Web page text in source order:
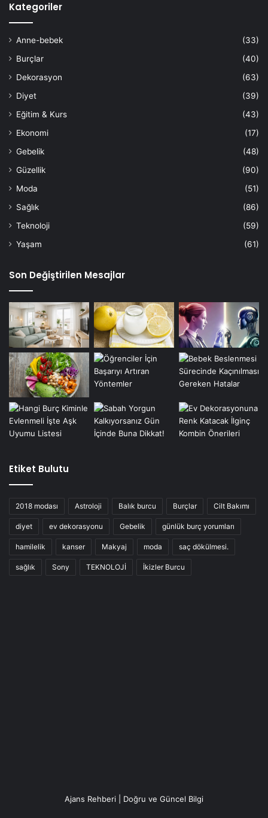
Kategoriler
Anne-bebek
(33)
Burçlar
(40)
Dekorasyon
(63)
Diyet
(39)
Eğitim & Kurs
(43)
Ekonomi
(17)
Gebelik
(48)
Güzellik
(90)
Moda
(51)
Sağlık
(86)
Teknoloji
(59)
Yaşam
(61)
Son Değiştirilen Mesajlar
Etiket Bulutu
2018 modası Astroloji Balık burcu Burçlar Cilt Bakımı
diyet ev dekorasyonu Gebelik günlük burç yorumları
hamilelik kanser Makyaj moda saç dökülmesi.
sağlık Sony TEKNOLOJİ İkizler Burcu
Ajans Rehberi | Doğru ve Güncel Bilgi